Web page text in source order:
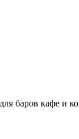
баров кафе и